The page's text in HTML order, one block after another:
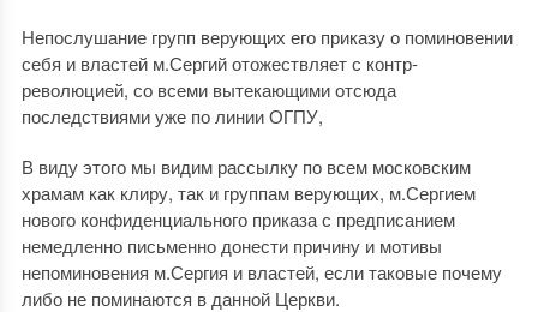
Непослушание групп верующих его приказу о поминовении
себя и властей м.Сергий отожествляет с контр-
революцией, со всеми вытекающими отсюда
последствиями уже по линии ОГПУ,
В виду этого мы видим рассылку по всем московским
храмам как клиру, так и группам верующих, м.Сергием
нового конфиденциального приказа с предписанием
немедленно письменно донести причину и мотивы
непоминовения м.Сергия и властей, если таковые почему
либо не поминаются в данной Церкви.